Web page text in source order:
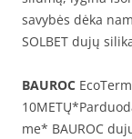
savybės dėka
SOLBET dujų
BAUROC
me* BAUROC